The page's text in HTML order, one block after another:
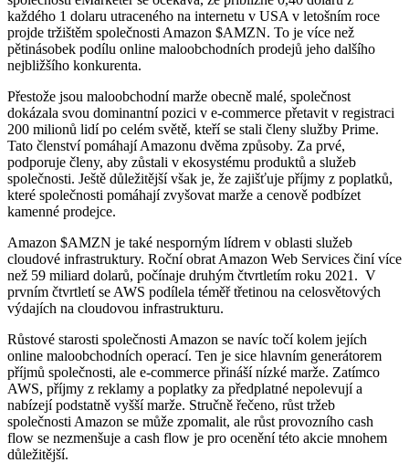
každého 1 dolaru utraceného na internetu v USA v letošním roce
projde tržištěm společnosti Amazon $AMZN. To je více než
pětinásobek podílu online maloobchodních prodejů jeho dalšího
nejbližšího konkurenta.
Přestože jsou maloobchodní marže obecně malé, společnost
dokázala svou dominantní pozici v e-commerce přetavit v registraci
200 milionů lidí po celém světě, kteří se stali členy služby Prime.
Tato členství pomáhají Amazonu dvěma způsoby. Za prvé,
podporuje členy, aby zůstali v ekosystému produktů a služeb
společnosti. Ještě důležitější však je, že zajišťuje příjmy z poplatků,
které společnosti pomáhají zvyšovat marže a cenově podbízet
kamenné prodejce.
Amazon $AMZN je také nesporným lídrem v oblasti služeb
cloudové infrastruktury. Roční obrat Amazon Web Services činí více
než 59 miliard dolarů, počínaje druhým čtvrtletím roku 2021. V
prvním čtvrtletí se AWS podílela téměř třetinou na celosvětových
výdajích na cloudovou infrastrukturu.
Růstové starosti společnosti Amazon se navíc točí kolem jejích
online maloobchodních operací. Ten je sice hlavním generátorem
příjmů společnosti, ale e-commerce přináší nízké marže. Zatímco
AWS, příjmy z reklamy a poplatky za předplatné nepolevují a
nabízejí podstatně vyšší marže. Stručně řečeno, růst tržeb
společnosti Amazon se může zpomalit, ale růst provozního cash
flow se nezmenšuje a cash flow je pro ocenění této akcie mnohem
důležitější.